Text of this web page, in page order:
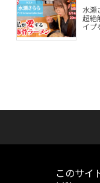
水瀬
超絶
イプ
このサイ